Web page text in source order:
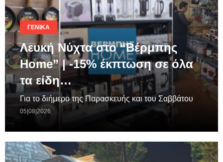
ΓΕΝΙΚΆ
Λευκή Νύχτα στο “Βέρμπης
Home” | -15% έκπτωση σε όλα
τα είδη…
Για το διήμερο της Παρασκευής και του Σαββάτου
05|08|2026